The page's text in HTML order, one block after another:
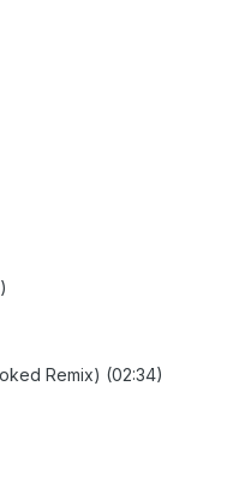
Remix) (02:34)